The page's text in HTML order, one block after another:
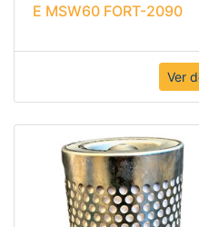
E MSW60 FORT-2090
Ver